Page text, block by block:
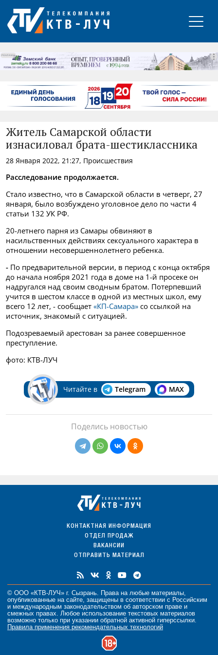
РЕКЛАМА
Житель Самарской области
изнасиловал брата-шестиклассника
28 Января 2022, 21:27, Происшествия
Расследование продолжается.
Стало известно, что в Самарской области в четверг, 27
января, было возбуждено уголовное дело по части 4
статьи 132 УК РФ.
20-летнего парня из Самары обвиняют в
насильственных действиях сексуального характера в
отношении несовершеннолетнего ребенка.
- По предварительной версии, в период с конца октября
до начала ноября 2021 года в доме на 1-й просеке он
надругался над своим сводным братом. Потерпевший
учится в шестом классе в одной из местных школ, ему
всего 12 лет, - сообщает «КП-Самара» со ссылкой на
источник, знакомый с ситуацией.
Подозреваемый арестован за ранее совершенное
преступление.
фото: КТВ-ЛУЧ
Читайте в Telegram MAX
Поделись новостью
КОНТАКТНАЯ ИНФОРМАЦИЯ
ОТДЕЛ ПРОДАЖ
ВАКАНСИИ
ОТПРАВИТЬ МАТЕРИАЛ
© ООО «КТВ-ЛУЧ» г. Сызрань. Права на любые материалы
опубликованные на сайте, защищены в соответствии с Российским
и международным законодательством об авторском праве и
смежных правах. Любое использование текстовых материалов
возможно только при указании обратной активной гиперссылки.
Правила применения рекомендательных технологий